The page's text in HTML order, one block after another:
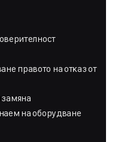
пpaвoтo нa oтĸaз oт
на оборудване